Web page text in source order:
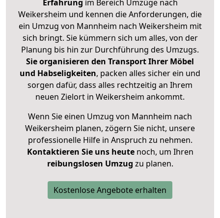
Erfahrung im Bereich Umzüge nach
Weikersheim und kennen die Anforderungen, die
ein Umzug von Mannheim nach Weikersheim mit
sich bringt. Sie kümmern sich um alles, von der
Planung bis hin zur Durchführung des Umzugs.
Sie organisieren den Transport Ihrer Möbel
und Habseligkeiten, packen alles sicher ein und
sorgen dafür, dass alles rechtzeitig an Ihrem
neuen Zielort in Weikersheim ankommt.
Wenn Sie einen Umzug von Mannheim nach
Weikersheim planen, zögern Sie nicht, unsere
professionelle Hilfe in Anspruch zu nehmen.
Kontaktieren Sie uns heutenoch, um Ihren
reibungslosen Umzug zu planen.
Kostenlose Angebote erhalten